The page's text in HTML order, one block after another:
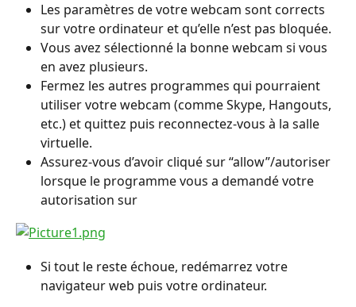
Les paramètres de votre webcam sont corrects
sur votre ordinateur et qu’elle n’est pas bloquée.
Vous avez sélectionné la bonne webcam si vous
en avez plusieurs.
Fermez les autres programmes qui pourraient
utiliser votre webcam (comme Skype, Hangouts,
etc.) et quittez puis reconnectez-vous à la salle
virtuelle.
Assurez-vous d’avoir cliqué sur “allow”/autoriser
lorsque le programme vous a demandé votre
autorisation sur
Si tout le reste échoue, redémarrez votre
navigateur web puis votre ordinateur.